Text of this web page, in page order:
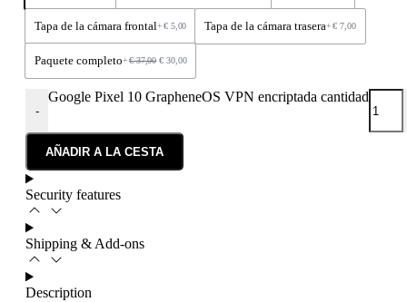
Tapa de la cámara frontal+€5,00 Tapa de la cámara trasera+ € 7,00
Paquete completo+€37,00 € 30,00
-
Google Pixel 10 GrapheneOS VPN encriptada cantidad
AÑADIR A LA CESTA
Security features
Shipping & Add-ons
Description